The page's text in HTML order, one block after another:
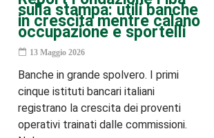
sulla stampa: utili banche
in crescita mentre calano
occupazione e sportelli
13 Maggio 2026
Banche in grande spolvero. I primi
cinque istituti bancari italiani
registrano la crescita dei proventi
operativi trainati dalle commissioni.